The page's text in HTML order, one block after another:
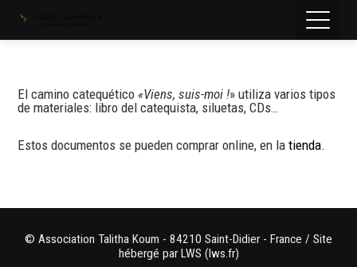
El camino catequético «Viens, suis-moi !» utiliza varios tipos
de materiales: libro del catequista, siluetas, CDs…
Estos documentos se pueden comprar online, en latienda.
© Association Talitha Koum - 84210 Saint-Didier - France / Site
hébergé par LWS (lws.fr)